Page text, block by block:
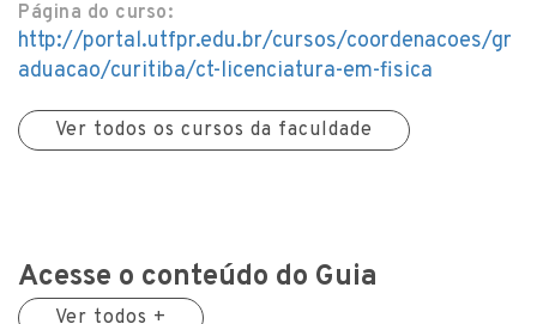
Página do curso:
http://portal.utfpr.edu.br/cursos/coordenacoes/gr
aduacao/curitiba/ct-licenciatura-em-fisica
Ver todos os cursos da faculdade
Acesse o conteúdo do Guia
Ver todos +